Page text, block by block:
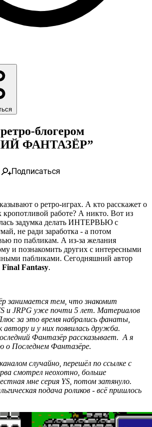
блогером
ФАНТАЗЁР”
Подписаться
о ретро-играх. А кто расскажет о
кропотливой работе? А никто. Вот из
задумка делать ИНТЕРВЬЮ с
не ради заработка - а потом
по пабликам. А из-за желания
и познакомить других с интересными
пабликами. Сегодняшний автор
Final Fantasy.
занимается тем, что знакомит
и JRPG уже почти 5 лет. Материалов
за это время набрались фанаты,
автору и у них появилась дружба.
Фантазёр рассказывает. А я
о Последнем Фантазёре.
случайно, перешёл по ссылке с
смотрел неохотно, больше
мне серия YS, потом затянуло.
подача роликов - всё пришлось